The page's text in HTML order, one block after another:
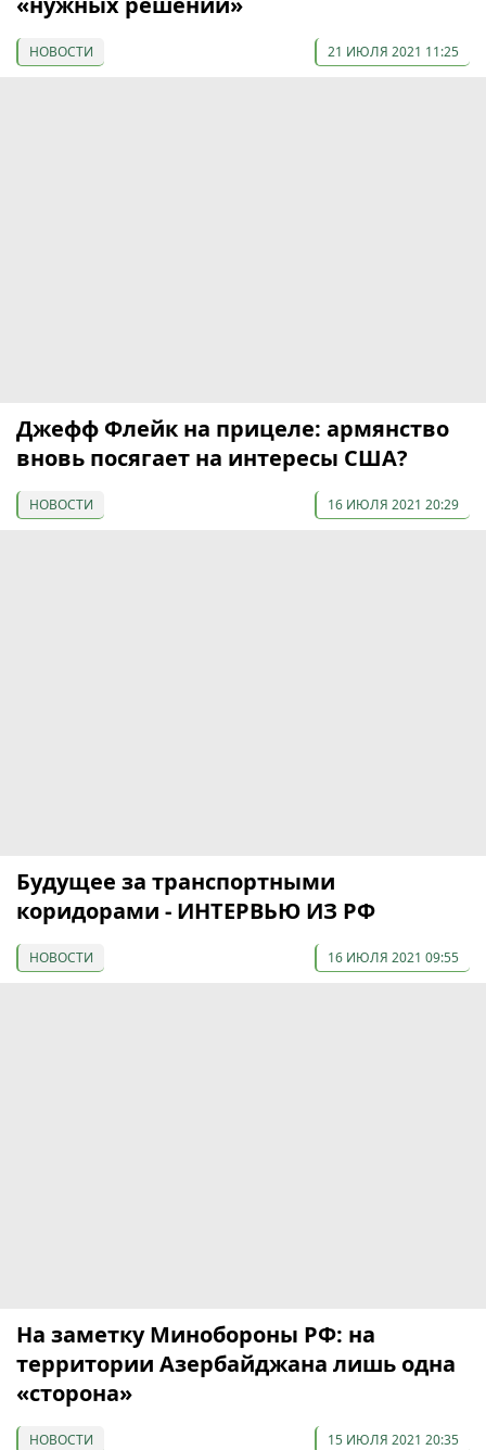
НОВОСТИ 21 ИЮЛЯ 2021 11:25
Джефф Флейк на прицеле: армянство
вновь посягает на интересы США?
НОВОСТИ 16 ИЮЛЯ 2021 20:29
Будущее за транспортными
коридорами - ИНТЕРВЬЮ ИЗ РФ
НОВОСТИ 16 ИЮЛЯ 2021 09:55
На заметку Минобороны РФ: на
территории Азербайджана лишь одна
«сторона»
НОВОСТИ 15 ИЮЛЯ 2021 20:35